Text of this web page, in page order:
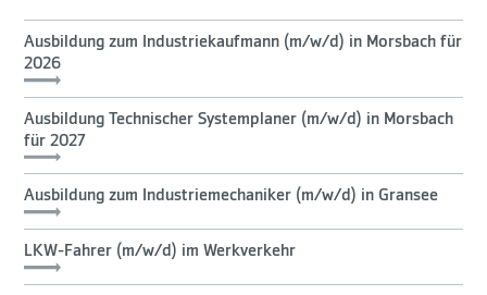
Ausbildung zum Industriekaufmann (m/w/d) in Morsbach für
2026
Ausbildung Technischer Systemplaner (m/w/d) in Morsbach
für 2027
Ausbildung zum Industriemechaniker (m/w/d) in Gransee
LKW-Fahrer (m/w/d) im Werkverkehr